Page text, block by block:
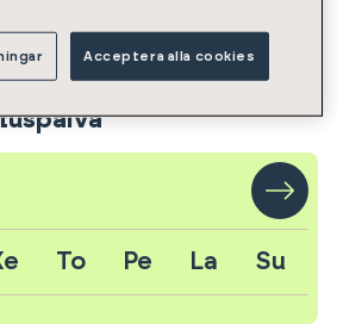
aloituspäivä
To Pe La Su
Acceptera alla cookies